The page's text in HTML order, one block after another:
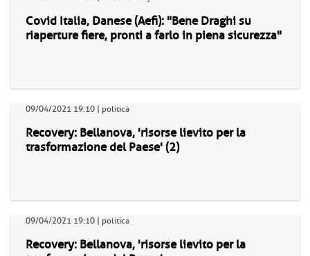
Covid Italia, Danese (Aefi): "Bene Draghi su
riaperture fiere, pronti a farlo in piena sicurezza"
09/04/2021 19:10 | politica
Recovery: Bellanova, 'risorse lievito per la
trasformazione del Paese' (2)
09/04/2021 19:10 | politica
Recovery: Bellanova, 'risorse lievito per la